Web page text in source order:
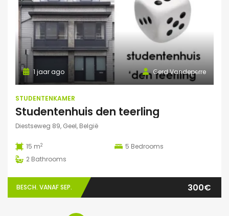
Gerd Vandeperre
1 jaar ago
STUDENTENKAMER
Studentenhuis den teerling
Diestseweg 89, Geel, België
15 m2 5 Bedrooms
2 Bathrooms
BESCH. VANAF SEP. 300€